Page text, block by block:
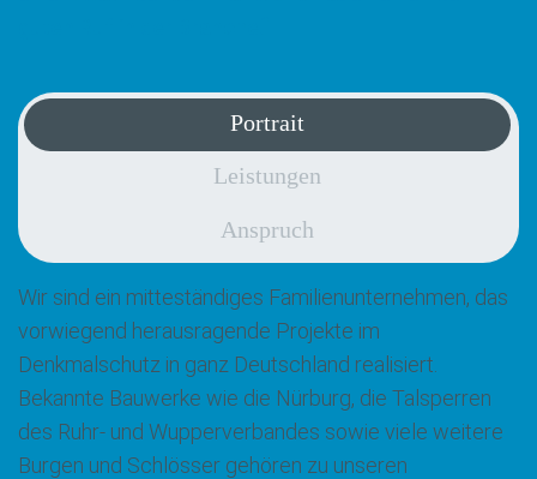
Portrait
Leistungen
Anspruch
Wir sind ein mitteständiges Familienunternehmen, das
vorwiegend herausragende Projekte im
Denkmalschutz in ganz Deutschland realisiert.
Bekannte Bauwerke wie die Nürburg, die Talsperren
des Ruhr- und Wupperverbandes sowie viele weitere
Burgen und Schlösser gehören zu unseren